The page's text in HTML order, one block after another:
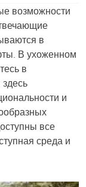
возможности
в
В ухоженном
в
и
все
среда и